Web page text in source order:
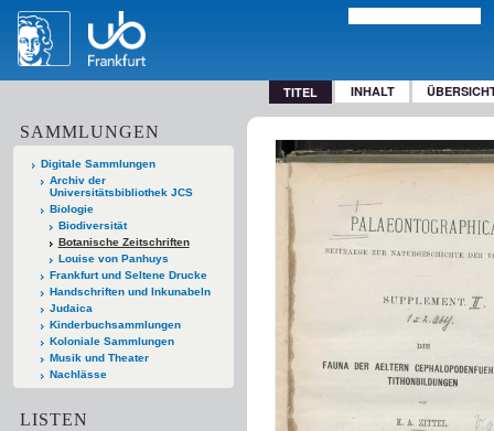
TITEL INHALT
SAMMLUNGEN
Digitale Sammlungen
Archiv der
Universitätsbibliothek JCS
Biologie
Biodiversität
Botanische Zeitschriften
Louise von Panhuys
Frankfurt und Seltene Drucke
Handschriften und Inkunabeln
Judaica
Kinderbuchsammlungen
Koloniale Sammlungen
Musik und Theater
Nachlässe
LISTEN